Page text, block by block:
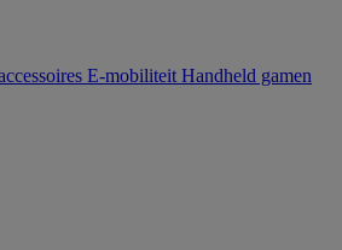
E-mobiliteit Handheld gamen